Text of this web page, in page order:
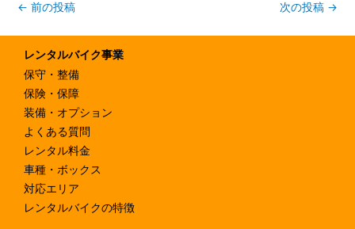
← 前の投稿 次の投稿 →
レンタルバイク事業
保守・整備
保険・保障
装備・オプション
よくある質問
レンタル料金
車種・ボックス
対応エリア
レンタルバイクの特徴